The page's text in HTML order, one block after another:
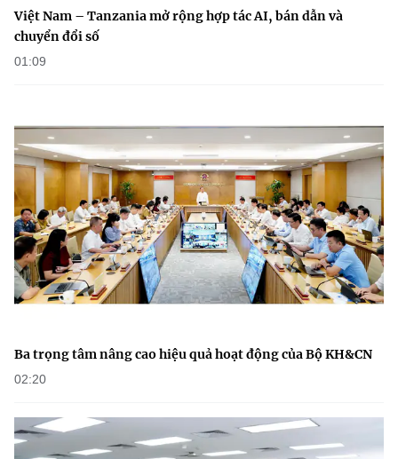
Việt Nam – Tanzania mở rộng hợp tác AI, bán dẫn và
chuyển đổi số
01:09
Ba trọng tâm nâng cao hiệu quả hoạt động của Bộ KH&CN
02:20